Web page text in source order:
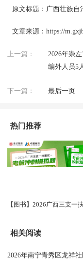
原文标题：广西壮族自
文章来源：https://
上一篇：
2026年崇
编外人员5
下一篇： 最后一页
热门推荐
相关阅读
2026年南宁青秀区龙祥